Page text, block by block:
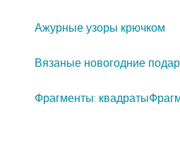
Ажурные узоры крючком
Вязаные новогодние
Фрагменты: квадраты